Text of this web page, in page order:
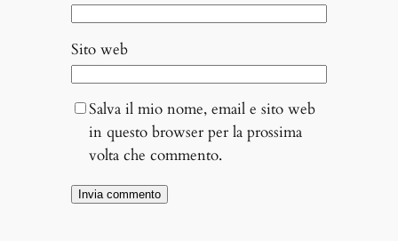
Sito web
Salva il mio nome, email e sito web
in questo browser per la prossima
volta che commento.